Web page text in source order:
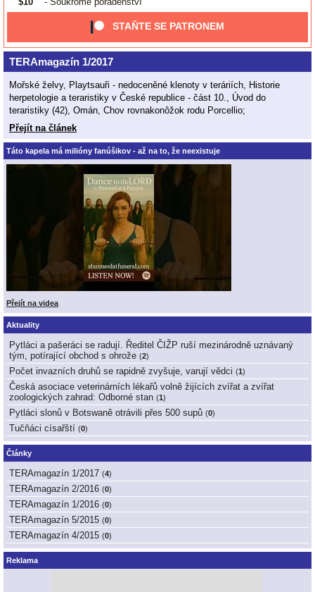
STAŇTE SE PATRONEM
TERAmagazín 1/2017
Mořské želvy, Playtsauři - nedoceněné klenoty v teráriích, Historie
herpetologie a teraristiky v České republice - část 10., Úvod do
teraristiky (42), Omán, Chov rovnakonôžok rodu Porcellio;
Přejít na článek
Táto kapela má milióny fanúšikov - až na to, že neexistuje
Přejít na videa
Aktuality
Pytláci a pašeráci se radují. Ředitel ČIŽP ruší mezinárodně uznávaný
tým, potírající obchod s ohrože (2)
Počet invazních druhů se rapidně zvyšuje, varují vědci (1 )
Česká asociace veterinárních lékařů volně žijících zvířat a zvířat
zoologických zahrad: Odborné stan (1 )
Pytláci slonů v Botswaně otrávili přes 500 supů (0)
Tučňáci císařští (0)
Články
TERAmagazín 1/2017 (4)
TERAmagazín 2/2016 (0)
TERAmagazín 1/2016 (0)
TERAmagazín 5/2015 (0)
TERAmagazín 4/2015 (0)
Reklama